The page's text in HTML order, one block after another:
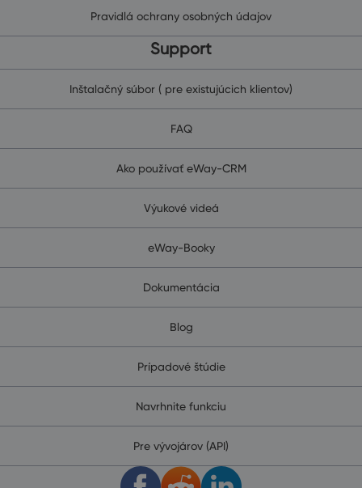
Pravidlá ochrany osobných údajov
Support
Inštalačný súbor ( pre existujúcich klientov)
FAQ
Ako používať eWay-CRM
Výukové videá
eWay-Booky
Dokumentácia
Blog
Prípadové štúdie
Navrhnite funkciu
Pre vývojárov (API)